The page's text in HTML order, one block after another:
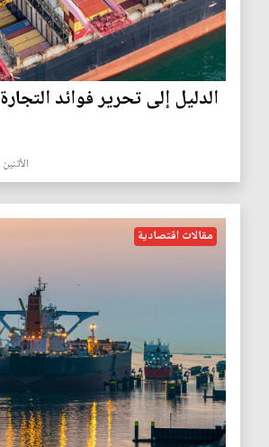
الدليل إلى تحرير فوائد التجارة
الأثنين 04 تشرين الثاني 2024
مقالات اقتصادية